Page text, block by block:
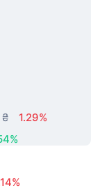
₴
1.29%